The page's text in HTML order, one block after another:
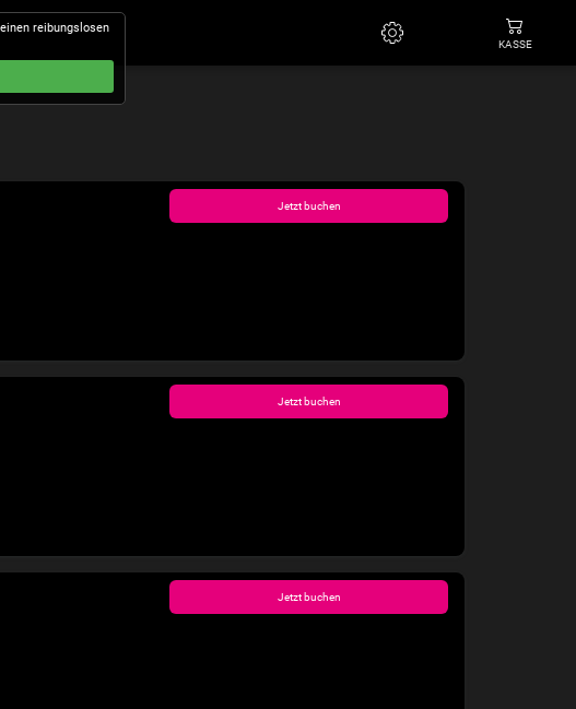
KASSE
Jetzt buchen
Jetzt buchen
Jetzt buchen
reibungslosen